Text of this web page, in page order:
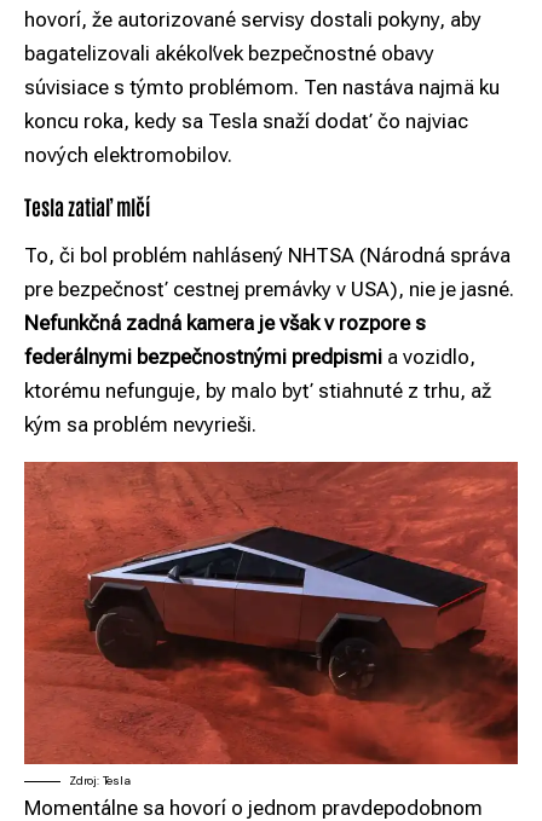
hovorí, že autorizované servisy dostali pokyny, aby
bagatelizovali akékoľvek bezpečnostné obavy
súvisiace s týmto problémom. Ten nastáva najmä ku
koncu roka, kedy sa Tesla snaží dodať čo najviac
nových elektromobilov.
Tesla zatiaľ mlčí
To, či bol problém nahlásený NHTSA (Národná správa
pre bezpečnosť cestnej premávky v USA), nie je jasné.
Nefunkčná zadná kamera je však v rozpore s
federálnymi bezpečnostnými predpismi a vozidlo,
ktorému nefunguje, by malo byť stiahnuté z trhu, až
kým sa problém nevyrieši.
Zdroj: Tesla
Momentálne sa hovorí o jednom pravdepodobnom